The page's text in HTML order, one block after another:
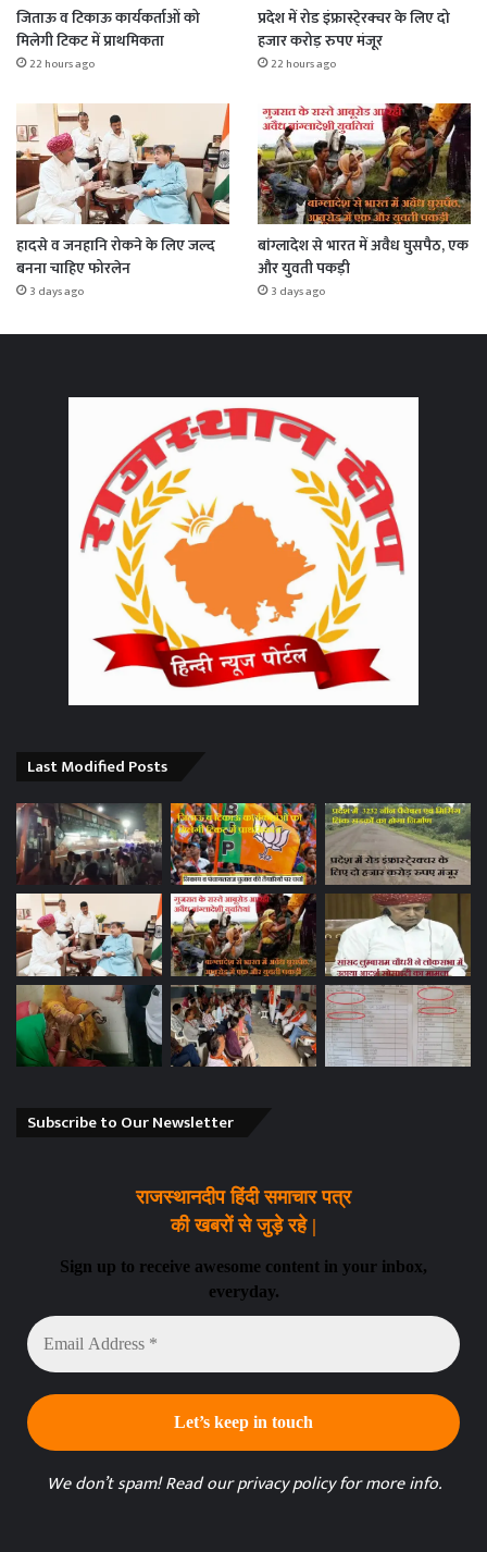
जिताऊ व टिकाऊ कार्यकर्ताओं को
मिलेगी टिकट में प्राथमिकता
22 hours ago
प्रदेश में रोड इंफ्रास्टे्रक्चर के लिए दो
हजार करोड़ रुपए मंजूर
22 hours ago
हादसे व जनहानि रोकने के लिए जल्द
बनना चाहिए फोरलेन
3 days ago
बांग्लादेश से भारत में अवैध घुसपैठ, एक
और युवती पकड़ी
3 days ago
Last Modified Posts
Subscribe to Our Newsletter
राजस्थानदीप हिंदी समाचार पत्र
की खबरों से जुड़े रहे |
Sign up to receive awesome content in your inbox,
everyday.
Email
Address
*
We don’t spam! Read ourprivacy policyfor more info.